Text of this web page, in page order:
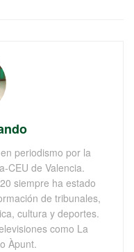
periodismo por la
CEU de Valencia.
siempre ha estado
de tribunales,
cultura y deportes.
como La
Àpunt.